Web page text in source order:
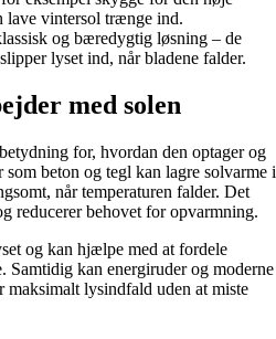
lave vintersol trænge ind.
og bæredygtig løsning – de
lyset ind, når bladene falder.
med solen
for, hvordan den optager og
beton og tegl kan lagre solvarme i
når temperaturen falder. Det
reducerer behovet for opvarmning.
og kan hjælpe med at fordele
Samtidig kan energiruder og moderne
lysindfald uden at miste